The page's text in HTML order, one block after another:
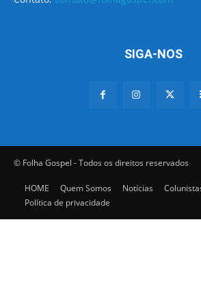
SIGA-NOS
© Folha Gospel - Todos os direitos reservados
HOME Quem Somos Notícias
Política de privacidade